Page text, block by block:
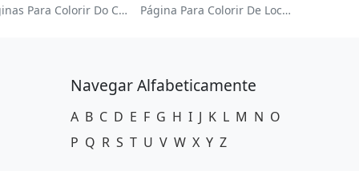
Páginas Para Colorir Do Chase Da Patrulha Canina Página Para Colorir De Locomotiva Colorida
Navegar Alfabeticamente
A B C D E F G H I J K L M N O
P Q R S T U V W X Y Z